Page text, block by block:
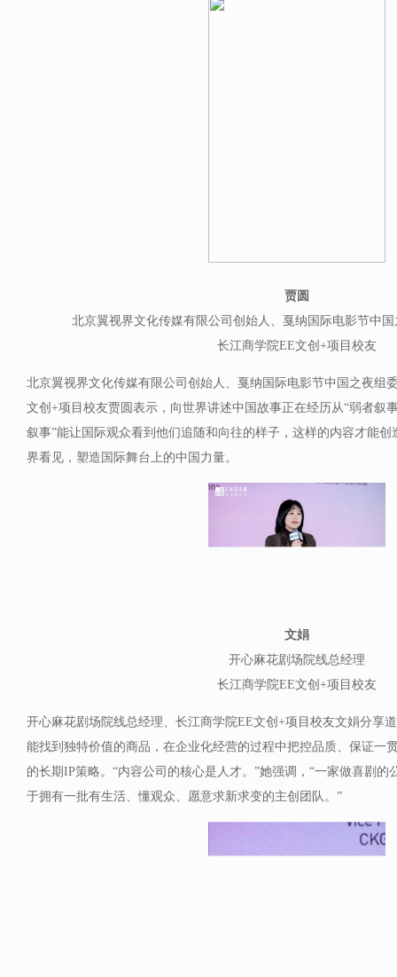
贾圆
北京翼视界文化传媒有限公司创始人、戛纳国际电影节中
长江商学院EE文创+项目校友
北京翼视界文化传媒有限公司创始人、戛纳国际电影节中国之夜组
文创+项目校友贾圆表示，向世界讲述中国故事正在经历从“弱者叙
叙事”能让国际观众看到他们追随和向往的样子，这样的内容才能创
界看见，塑造国际舞台上的中国力量。
文娟
开心麻花剧场院线总经理
长江商学院EE文创+项目校友
开心麻花剧场院线总经理、长江商学院EE文创+项目校友文娟分享
能找到独特价值的商品，在企业化经营的过程中把控品质、保证一
的长期IP策略。“内容公司的核心是人才。”她强调，“一家做喜剧的
于拥有一批有生活、懂观众、愿意求新求变的主创团队。”